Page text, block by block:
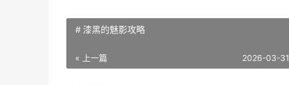
# 漆黑的魅影攻略
« 上一篇 2026-03-31